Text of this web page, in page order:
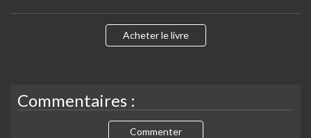
Acheter le livre
Commentaires :
Commenter